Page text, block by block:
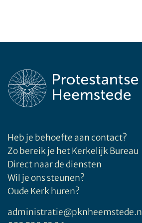
Heb je behoefte aan contact?
Zo bereik je het Kerkelijk Bureau
Direct naar de diensten
Wil je ons steunen?
Oude Kerk huren?
administratie@pknheemstede.nl